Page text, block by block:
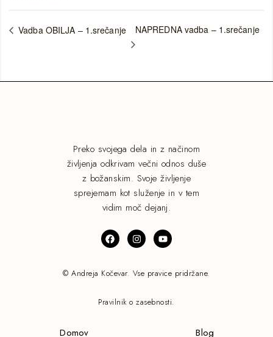
Vadba OBILJA – 1.srečanje NAPREDNA vadba – 1.srečanje
Preko svojega dela in z načinom
življenja odkrivam večni odnos duše
z božanskim. Svoje življenje
sprejemam kot služenje in v tem
vidim moč dejanj.
© Andreja Kočevar. Vse pravice pridržane.
Pravilnik o zasebnosti.
Domov Blog